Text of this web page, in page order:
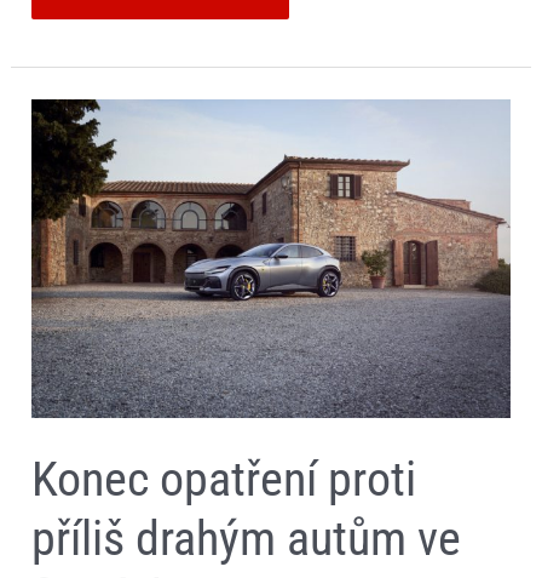
Konec opatření proti
příliš drahým autům ve
Konec
opatření
proti
příliš
drahým
autům
ve
firmách.
Lex
Ferrari
poslanci
zrušili